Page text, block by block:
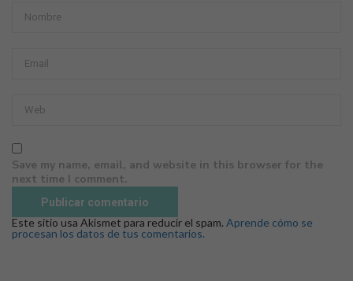
Save my name, email, and website in this browser for the
next time I comment.
Este sitio usa Akismet para reducir el spam. Aprende cómo se
procesan los datos de tus comentarios.